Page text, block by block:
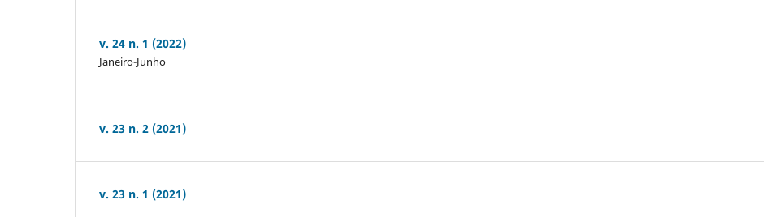
v. 24 n. 1 (2022)
Janeiro-Junho
v. 23 n. 2 (2021)
v. 23 n. 1 (2021)